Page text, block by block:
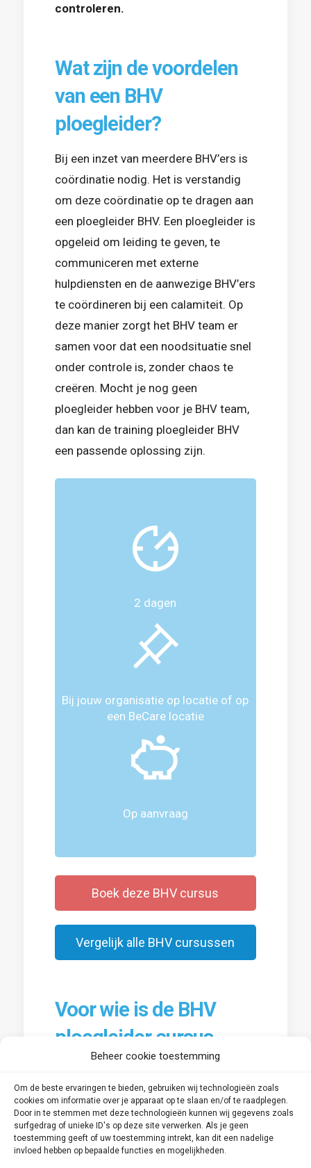
Beheer cookie toestemming
Om de beste ervaringen te bieden, gebruiken wij technologieën zoals
cookies om informatie over je apparaat op te slaan en/of te raadplegen.
Door in te stemmen met deze technologieën kunnen wij gegevens zoals
surfgedrag of unieke ID's op deze site verwerken. Als je geen
toestemming geeft of uw toestemming intrekt, kan dit een nadelige
invloed hebben op bepaalde functies en mogelijkheden.
controleren.
Wat zijn de voordelen
van een BHV
ploegleider?
Bij een inzet van meerdere BHV’ers is
coördinatie nodig. Het is verstandig
om deze coördinatie op te dragen aan
een ploegleider BHV. Een ploegleider is
opgeleid om leiding te geven, te
communiceren met externe
hulpdiensten en de aanwezige BHV’ers
te coördineren bij een calamiteit. Op
deze manier zorgt het BHV team er
samen voor dat een noodsituatie snel
onder controle is, zonder chaos te
creëren. Mocht je nog geen
ploegleider hebben voor je BHV team,
dan kan de training ploegleider BHV
een passende oplossing zijn.
2 dagen
Bij jouw organisatie op locatie of op
een BeCare locatie
Op aanvraag
Boek deze BHV cursus
Vergelijk alle BHV cursussen
Voor wie is de BHV
ploegleider cursus
geschikt?
Deze cursus is bedoeld voor
medewerkers die zich bezighouden
met de uitvoering van het BHV-beleid